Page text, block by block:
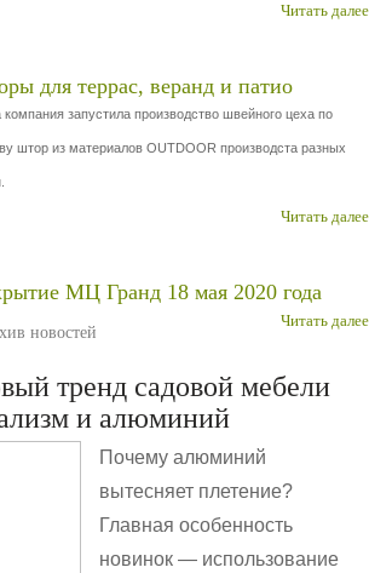
Читать далее
для террас, веранд и патио
запустила производство швейного цеха по
штор из материалов OUTDOOR производста разных
Читать далее
МЦ Гранд 18 мая 2020 года
Читать далее
новостей
тренд садовой мебели
и алюминий
Почему алюминий
вытесняет плетение?
Главная особенность
новинок — использование